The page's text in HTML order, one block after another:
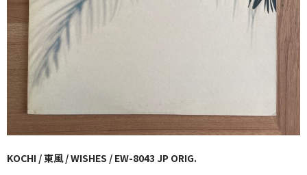
新譜
GG RECORD （当店のレーベル）
全商品
JAZZ-US
BLUE NOTE
JAZZ-EU
KOCHI / 東風 / WISHES / EW-8043 JP ORIG.